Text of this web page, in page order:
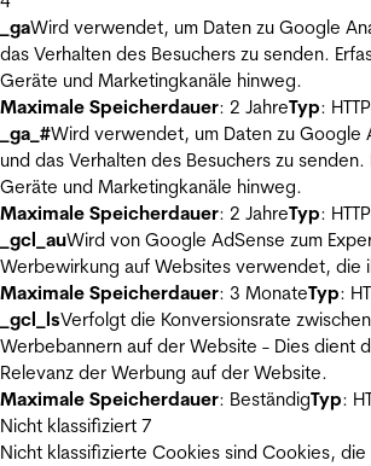
_gaWird verwendet, um Daten zu Google
das Verhalten des Besuchers zu senden.
Geräte und Marketingkanäle hinweg.
Maximale Speicherdauer: 2 JahreTyp:
_ga_#Wird verwendet, um Daten zu Google
und das Verhalten des Besuchers zu
Geräte und Marketingkanäle hinweg.
Maximale Speicherdauer: 2 JahreTyp:
_gcl_auWird von Google AdSense zum
Werbewirkung auf Websites verwendet, die
Maximale Speicherdauer: 3 MonateTyp:
_gcl_lsVerfolgt die Konversionsrate
Werbebannern auf der Website - Dies dient
Relevanz der Werbung auf der Website.
Maximale Speicherdauer: BeständigTyp:
Nicht klassifiziert 7
Nicht klassifizierte Cookies sind Cookies,